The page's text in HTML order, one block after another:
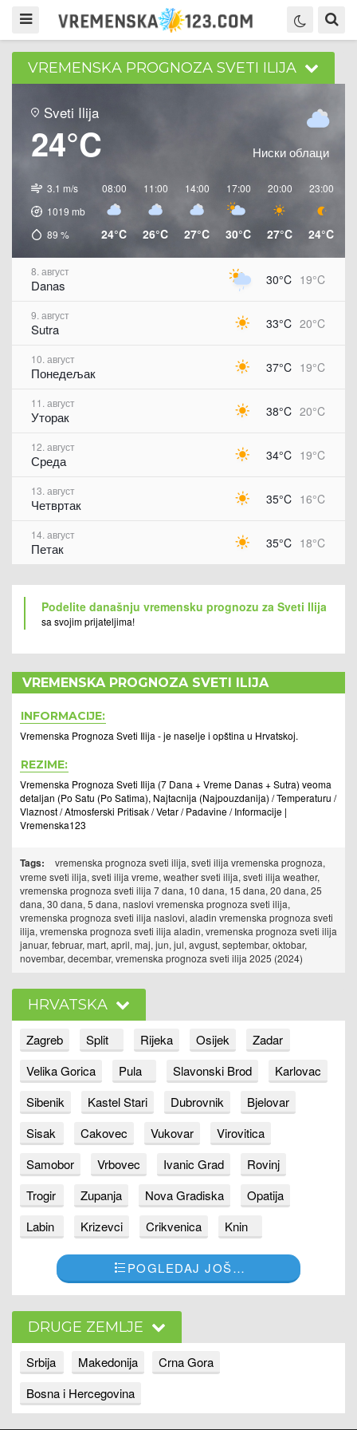
VREMENSKA PROGNOZA SVETI ILIJA
Sveti Ilija
24°C Ниски облаци
3.1 m/s
1019 mb
89 %
08:00
24°C
11:00
26°C
14:00
27°C
17:00
30°C
20:00
27°C
23:00
24°C
8. август
Danas 30°C 19°C
9. август
Sutra 33°C 20°C
10. август
Понедељак 37°C 19°C
11. август
Уторак 38°C 20°C
12. август
Среда 34°C 19°C
13. август
Четвртак 35°C 16°C
14. август
Петак 35°C 18°C
Podelite današnju vremensku prognozu za Sveti Ilija
sa svojim prijateljima!
VREMENSKA PROGNOZA SVETI ILIJA
INFORMACIJE:
Vremenska Prognoza Sveti Ilija - je naselje i opština u Hrvatskoj.
REZIME:
Vremenska Prognoza Sveti Ilija (7 Dana + Vreme Danas + Sutra) veoma
detaljan (Po Satu (Po Satima), Najtacnija (Najpouzdanija) / Temperaturu /
Vlaznost / Atmosferski Pritisak / Vetar / Padavine / Informacije |
Vremenska123
Tags:
vremenska prognoza sveti ilija, sveti ilija vremenska prognoza,
vreme sveti ilija, sveti ilija vreme, weather sveti ilija, sveti ilija weather,
vremenska prognoza sveti ilija 7 dana, 10 dana, 15 dana, 20 dana, 25
dana, 30 dana, 5 dana, naslovi vremenska prognoza sveti ilija,
vremenska prognoza sveti ilija naslovi, aladin vremenska prognoza sveti
ilija, vremenska prognoza sveti ilija aladin, vremenska prognoza sveti ilija
januar, februar, mart, april, maj, jun, jul, avgust, septembar, oktobar,
novembar, decembar, vremenska prognoza sveti ilija 2025 (2024)
HRVATSKA
Zagreb Split Rijeka Osijek
Zadar
Velika Gorica
Pula Slavonski Brod
Karlovac
Sibenik
Kastel Stari Dubrovnik
Bjelovar
Sisak
Cakovec Vukovar
Virovitica
Samobor
Vrbovec Ivanic Grad
Rovinj
Trogir
Zupanja Nova Gradiska
Opatija
Labin
Krizevci Crikvenica Knin
POGLEDAJ JOŠ…
DRUGE ZEMLJE
Srbija Makedonija
Crna Gora
Bosna i Hercegovina